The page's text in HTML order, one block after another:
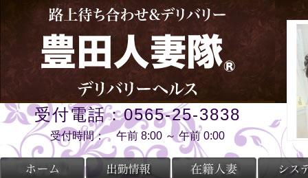
受付電話：0565-25-3838
受付時間： 午前 8:00 ～ 午前 0:00